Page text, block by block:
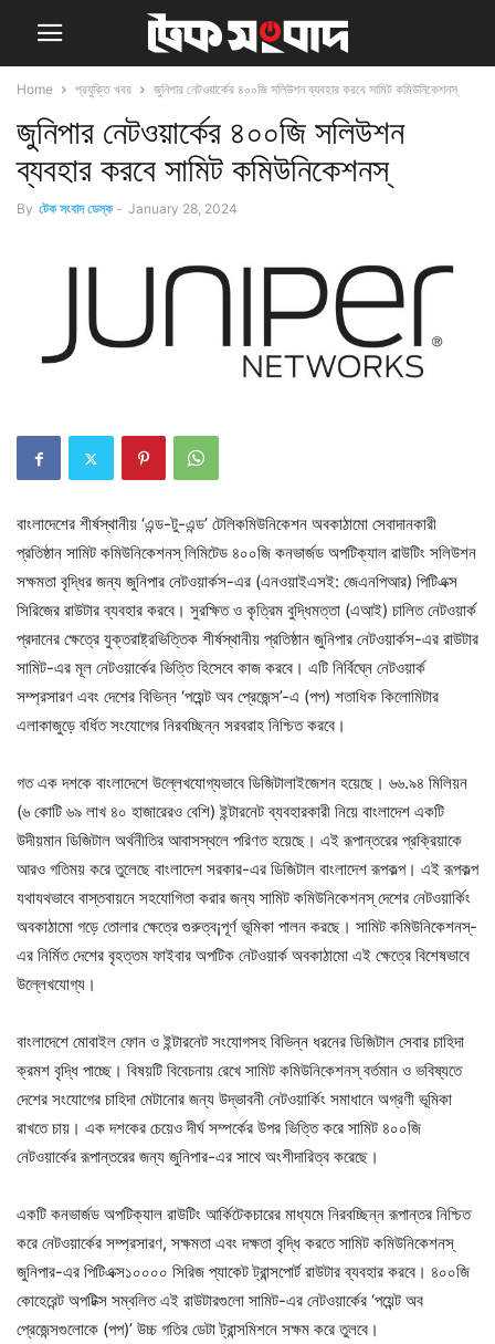
Home প্রযুক্তি খবর জুনিপার নেটওয়ার্কের ৪০০জি সলিউশন ব্যবহার করবে সামিট কমিউনিকেশনস্‌
জুনিপার নেটওয়ার্কের ৪০০জি সলিউশন
ব্যবহার করবে সামিট কমিউনিকেশনস্‌
By টেক সংবাদ ডেস্ক - January 28, 2024
বাংলাদেশের শীর্ষস্থানীয় ‘এন্ড-টু-এন্ড’ টেলিকমিউনিকেশন অবকাঠামো সেবাদানকারী
প্রতিষ্ঠান সামিট কমিউনিকেশনস্‌ লিমিটেড ৪০০জি কনভার্জড অপটিক্যাল রাউটিং সলিউশন
সক্ষমতা বৃদ্ধির জন্য জুনিপার নেটওয়ার্কস-এর (এনওয়াইএসই: জেএনপিআর) পিটিএক্স
সিরিজের রাউটার ব্যবহার করবে। সুরক্ষিত ও কৃত্রিম বুদ্ধিমত্তা (এআই) চালিত নেটওয়ার্ক
প্রদানের ক্ষেত্রে যুক্তরাষ্ট্রভিত্তিক শীর্ষস্থানীয় প্রতিষ্ঠান জুনিপার নেটওয়ার্কস-এর রাউটার
সামিট-এর মূল নেটওয়ার্কের ভিত্তি হিসেবে কাজ করবে। এটি নির্বিঘ্নে নেটওয়ার্ক
সম্প্রসারণ এবং দেশের বিভিন্ন ‘পয়েন্ট অব প্রেজেন্স’-এ (পপ) শতাধিক কিলোমিটার
এলাকাজুড়ে বর্ধিত সংযোগের নিরবচ্ছিন্ন সরবরাহ নিশ্চিত করবে।
গত এক দশকে বাংলাদেশে উল্লেখযোগ্যভাবে ডিজিটালাইজেশন হয়েছে। ৬৬.৯৪ মিলিয়ন
(৬ কোটি ৬৯ লাখ ৪০ হাজারেরও বেশি) ইন্টারনেট ব্যবহারকারী নিয়ে বাংলাদেশ একটি
উদীয়মান ডিজিটাল অর্থনীতির আবাসস্থলে পরিণত হয়েছে। এই রূপান্তরের প্রক্রিয়াকে
আরও গতিময় করে তুলেছে বাংলাদেশ সরকার-এর ডিজিটাল বাংলাদেশ রূপকল্প। এই রূপকল্প
যথাযথভাবে বাস্তবায়নে সহযোগিতা করার জন্য সামিট কমিউনিকেশনস্ দেশের নেটওয়ার্কিং
অবকাঠামো গড়ে তোলার ক্ষেত্রে গুরুত্ব¡পূর্ণ ভূমিকা পালন করছে। সামিট কমিউনিকেশনস্-
এর নির্মিত দেশের বৃহত্তম ফাইবার অপটিক নেটওয়ার্ক অবকাঠামো এই ক্ষেত্রে বিশেষভাবে
উল্লেখযোগ্য।
বাংলাদেশে মোবাইল ফোন ও ইন্টারনেট সংযোগসহ বিভিন্ন ধরনের ডিজিটাল সেবার চাহিদা
ক্রমশ বৃদ্ধি পাচ্ছে। বিষয়টি বিবেচনায় রেখে সামিট কমিউনিকেশনস্ বর্তমান ও ভবিষ্যতে
দেশের সংযোগের চাহিদা মেটানোর জন্য উদ্ভাবনী নেটওয়ার্কিং সমাধানে অগ্রণী ভূমিকা
রাখতে চায়। এক দশকের চেয়েও দীর্ঘ সম্পর্কের উপর ভিত্তি করে সামিট ৪০০জি
নেটওয়ার্কের রূপান্তরের জন্য জুনিপার-এর সাথে অংশীদারিত্ব করেছে।
একটি কনভার্জড অপটিক্যাল রাউটিং আর্কিটেকচারের মাধ্যমে নিরবচ্ছিন্ন রূপান্তর নিশ্চিত
করে নেটওয়ার্কের সম্প্রসারণ, সক্ষমতা এবং দক্ষতা বৃদ্ধি করতে সামিট কমিউনিকেশনস্‌
জুনিপার-এর পিটিএক্স১০০০০ সিরিজ প্যাকেট ট্রান্সপোর্ট রাউটার ব্যবহার করবে। ৪০০জি
কোহেরেন্ট অপটিক্স সম্বলিত এই রাউটারগুলো সামিট-এর নেটওয়ার্কের ‘পয়েন্ট অব
প্রেজেন্সগুলোকে (পপ)’ উচ্চ গতির ডেটা ট্রান্সমিশনে সক্ষম করে তুলবে।